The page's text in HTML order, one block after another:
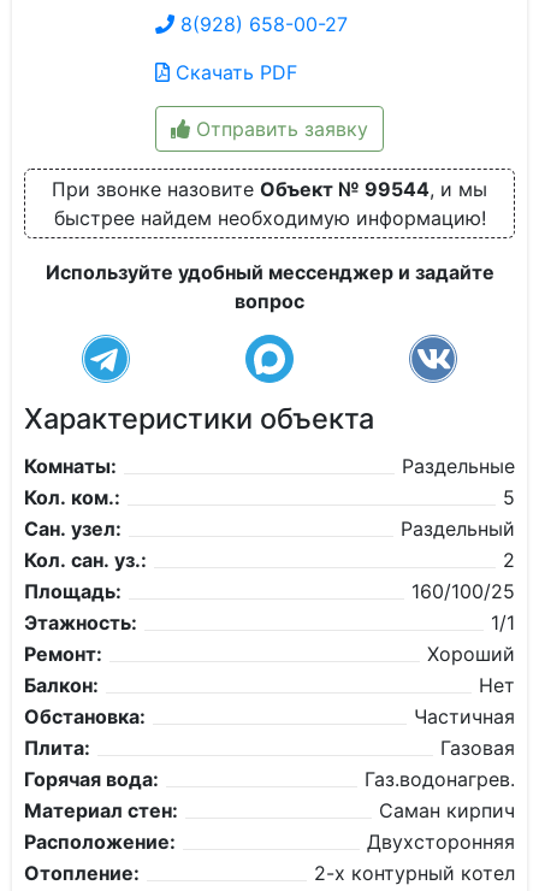
8(928) 658-00-27
Скачать PDF
Отправить заявку
При звонке назовите Объект № 99544, и мы
быстрее найдем необходимую информацию!
Используйте удобный мессенджер и задайте
вопрос
Характеристики объекта
Комнаты:
Раздельные
Кол. ком.:
5
Сан. узел:
Раздельный
Кол. сан. уз.:
2
Площадь:
160/100/25
Этажность:
1/1
Ремонт:
Хороший
Балкон:
Нет
Обстановка:
Частичная
Плита:
Газовая
Горячая вода:
Газ.водонагрев.
Материал стен:
Саман кирпич
Расположение:
Двухсторонняя
Отопление:
2-х контурный котел